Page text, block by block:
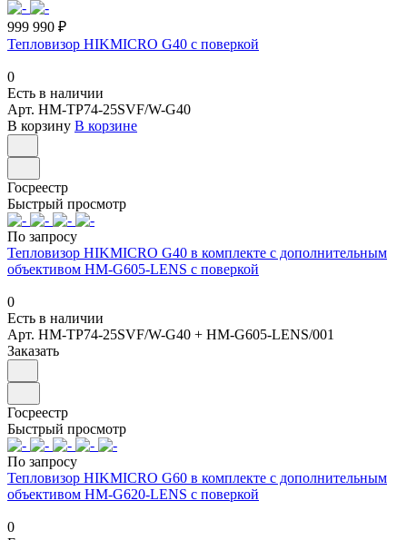
999 990 ₽
Тепловизор HIKMICRO G40 с поверкой
0
Есть в наличии
Арт. HM-TP74-25SVF/W-G40
В корзину В корзине
Госреестр
Быстрый просмотр
По запросу
Тепловизор HIKMICRO G40 в комплекте с дополнительным
объективом HM-G605-LENS с поверкой
0
Есть в наличии
Арт. HM-TP74-25SVF/W-G40 + HM-G605-LENS/001
Заказать
Госреестр
Быстрый просмотр
По запросу
Тепловизор HIKMICRO G60 в комплекте с дополнительным
объективом HM-G620-LENS с поверкой
0